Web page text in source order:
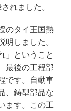
れました。
のタイ王国熱
しました。
」ということ
最後の工程部
です。自動車
、鋳型部品な
ます。この工